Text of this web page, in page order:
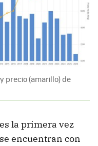
precio (amarillo) de
la primera vez
encuentran con